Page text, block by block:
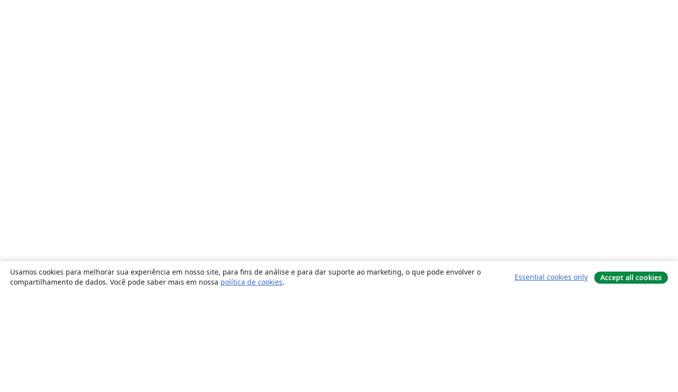
Usamos cookies para melhorar sua experiência em nosso site, para fins de análise e para dar suporte ao marketing, o que pode envolver o
compartilhamento de dados. Você pode saber mais em nossa política de cookies.
Essential cookies only Accept all cookies